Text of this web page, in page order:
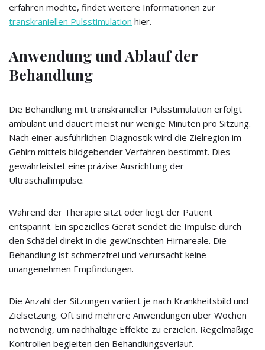
erfahren möchte, findet weitere Informationen zur
transkraniellen Pulsstimulation hier.
Anwendung und Ablauf der
Behandlung
Die Behandlung mit transkranieller Pulsstimulation erfolgt
ambulant und dauert meist nur wenige Minuten pro Sitzung.
Nach einer ausführlichen Diagnostik wird die Zielregion im
Gehirn mittels bildgebender Verfahren bestimmt. Dies
gewährleistet eine präzise Ausrichtung der
Ultraschallimpulse.
Während der Therapie sitzt oder liegt der Patient
entspannt. Ein spezielles Gerät sendet die Impulse durch
den Schädel direkt in die gewünschten Hirnareale. Die
Behandlung ist schmerzfrei und verursacht keine
unangenehmen Empfindungen.
Die Anzahl der Sitzungen variiert je nach Krankheitsbild und
Zielsetzung. Oft sind mehrere Anwendungen über Wochen
notwendig, um nachhaltige Effekte zu erzielen. Regelmäßige
Kontrollen begleiten den Behandlungsverlauf.